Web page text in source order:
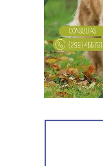
Desde Vialidad
próximas
reforzado con
camiones
el ritmo de
mantenimiento
Por otra parte, el